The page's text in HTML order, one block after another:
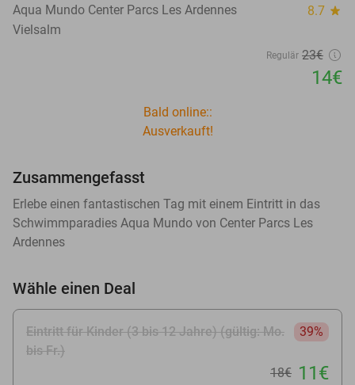
Aqua Mundo Center Parcs Les Ardennes 8.7 star
Vielsalm
Regulär 23€
14€
Bald online::
Ausverkauft!
Zusammengefasst
Erlebe einen fantastischen Tag mit einem Eintritt in das
Schwimmparadies Aqua Mundo von Center Parcs Les
Ardennes
Wähle einen Deal
Eintritt für Kinder (3 bis 12 Jahre) (gültig: Mo.
bis Fr.)
39%
18€ 11€